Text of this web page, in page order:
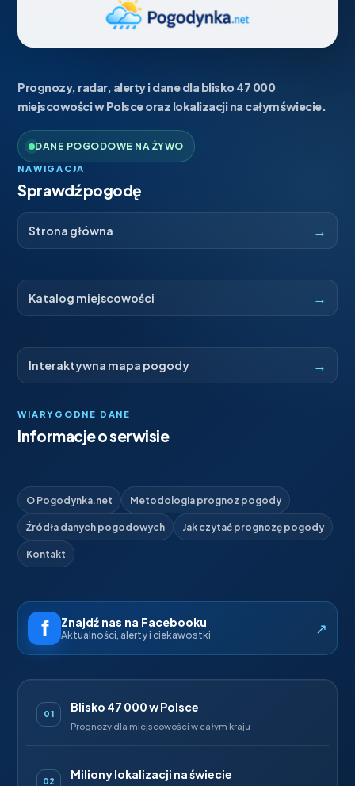
Prognozy, radar, alerty i dane dla blisko 47 000
miejscowości w Polsce oraz lokalizacji na całym świecie.
DANE POGODOWE NA ŻYWO
NAWIGACJA
Sprawdź pogodę
Strona główna →
Katalog miejscowości →
Interaktywna mapa pogody →
WIARYGODNE DANE
Informacje o serwisie
O Pogodynka.net Metodologia prognoz pogody
Źródła danych pogodowych Jak czytać prognozę pogody
Kontakt
Znajdź nas na Facebooku
Aktualności, alerty i ciekawostki ↗
01 Blisko 47 000 w Polsce
Prognozy dla miejscowości w całym kraju
02 Miliony lokalizacji na świecie